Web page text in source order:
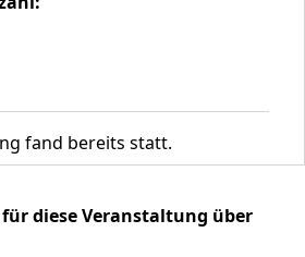
fand bereits statt.
diese Veranstaltung über